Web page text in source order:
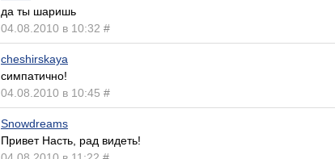
да ты шаришь
04.08.2010 в 10:32 #
cheshirskaya
симпатично!
04.08.2010 в 10:45 #
Snowdreams
Привет Насть, рад видеть!